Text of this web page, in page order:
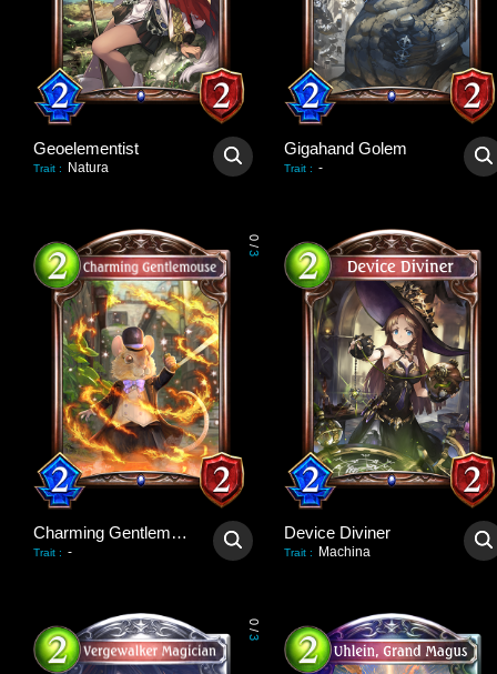
Geoelementist
Trait : Natura
Gigahand Golem
Trait : -
0
/
3
Charming Gentlemouse
Trait : -
Device Diviner
Trait : Machina
0
/
3